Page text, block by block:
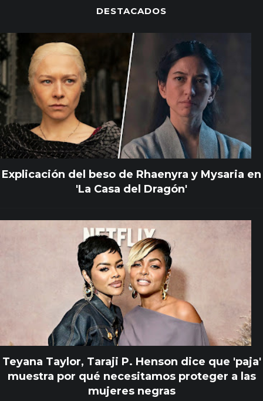
DESTACADOS
Explicación del beso de Rhaenyra y Mysaria en
'La Casa del Dragón'
Teyana Taylor, Taraji P. Henson dice que 'paja'
muestra por qué necesitamos proteger a las
mujeres negras